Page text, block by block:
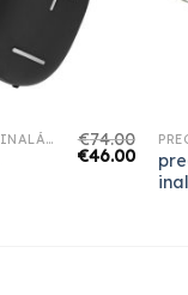
PRECIO DE AURICULARES INALÁMBRICOS €74.00
€46.00